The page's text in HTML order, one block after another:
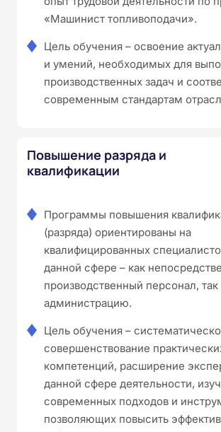
«Машинист топливоподачи».
Цель обучения – освоение
и умений, необходимых для
производственных задач и
современным стандартам
Повышение разряда и
квалификации
Программы повышения
(разряда) ориентированы на
квалифицированных
данной сфере – как
производственный персонал, так
администрацию.
Цель обучения –
совершенствование
компетенций, расширение
данной сфере деятельности,
современных подходов и
позволяющих повысить